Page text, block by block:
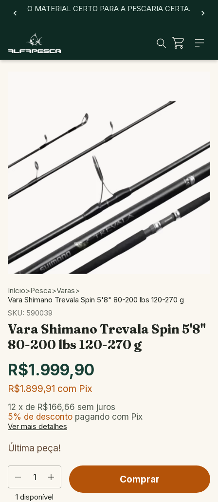
O MATERIAL CERTO PARA A PESCARIA CERTA.
Início>Pesca>Varas>
Vara Shimano Trevala Spin 5'8" 80-200 lbs 120-270 g
SKU: 590039
Vara Shimano Trevala Spin 5'8"
80-200 lbs 120-270 g
R$1.999,90
R$1.899,91 com Pix
12 x de R$166,66 sem juros
5% de desconto pagando com Pix
Ver mais detalhes
Última peça!
1 disponível